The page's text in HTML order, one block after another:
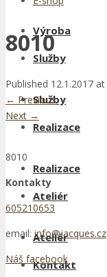
Služby
Realizace
Ateliér
Kontakt
Výroba
Služby
Realizace
Ateliér
8010
Published 12.1.2017 at
← Previous
Next →
8010
Kontakty
605210653
email: info@jacques.cz
Náš facebook